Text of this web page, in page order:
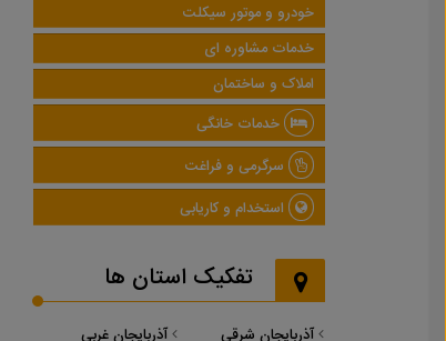
خودرو و موتور سیکلت
خدمات مشاوره ای
املاک و ساختمان
خدمات خانگی
سرگرمی و فراغت
استخدام و کاریابی
تفکیک استان ها
آذربایجان شرقی
آذربایجان غربی